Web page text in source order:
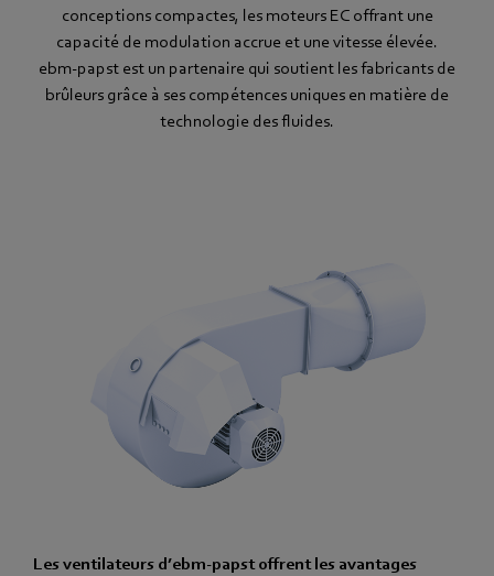
conceptions compactes, les moteurs EC offrant une
capacité de modulation accrue et une vitesse élevée.
ebm‑papst est un partenaire qui soutient les fabricants de
brûleurs grâce à ses compétences uniques en matière de
technologie des fluides.
Les ventilateurs d’ebm‑papst offrent les avantages